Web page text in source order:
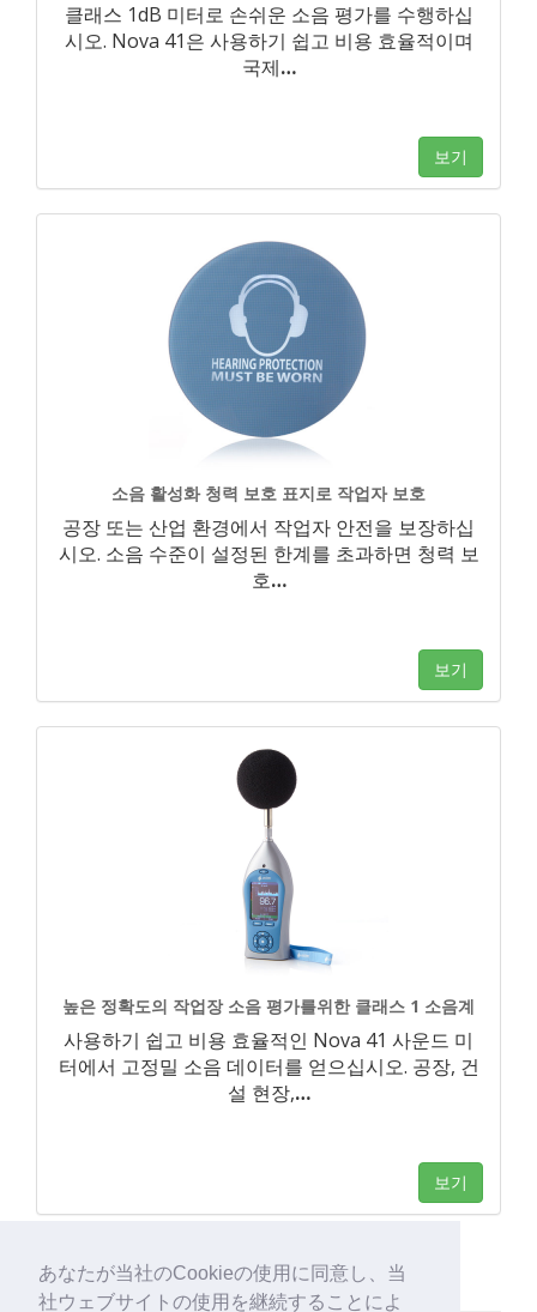
あなたが当社のCookieの使用に同意し、当
社ウェブサイトの使用を継続することによ
클래스 1dB 미터로 손쉬운 소음 평가를 수행하십
시오. Nova 41은 사용하기 쉽고 비용 효율적이며
국제…
보기
소음 활성화 청력 보호 표지로 작업자 보호
공장 또는 산업 환경에서 작업자 안전을 보장하십
시오. 소음 수준이 설정된 한계를 초과하면 청력 보
호…
보기
높은 정확도의 작업장 소음 평가를위한 클래스 1 소음계
사용하기 쉽고 비용 효율적인 Nova 41 사운드 미
터에서 고정밀 소음 데이터를 얻으십시오. 공장, 건
설 현장,…
보기